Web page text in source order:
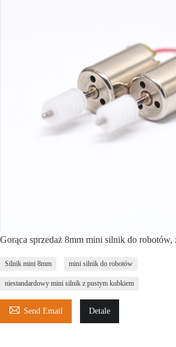
Gorąca sprzedaż 8mm mini silnik do robotów,
Silnik mini 8mm mini silnik do robotów
niestandardowy mini silnik z pustym kubkiem
 Send Email Detale